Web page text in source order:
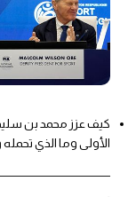
كيف عزز محمد بن سليم
الأولى وما الذي تحمله